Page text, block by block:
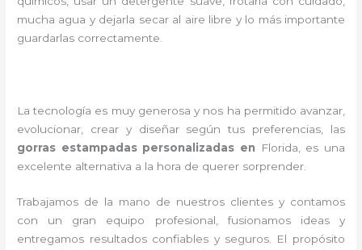
mucha agua y dejarla secar al aire libre y lo más importante
guardarlas correctamente.
La tecnología es muy generosa y nos ha permitido avanzar,
evolucionar, crear y diseñar según tus preferencias, las
gorras estampadas personalizadas en
Florida , es una
excelente alternativa a la hora de querer sorprender.
Trabajamos de la mano de nuestros clientes y contamos
con un gran equipo profesional, fusionamos ideas y
entregamos resultados confiables y seguros. El propósito